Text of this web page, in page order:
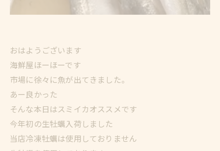
おはようございます
海鮮屋ほーほーです
市場に徐々に魚が出てきました。
あー良かった
そんな本日はスミイカオススメです
今年初の生牡蠣入荷しました
当店冷凍牡蠣は使用しておりません